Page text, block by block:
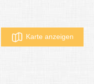
Karte anzeigen